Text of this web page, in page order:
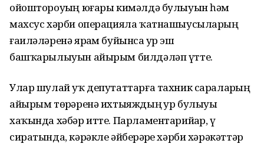
ойоштороуҙың юғары кимәлдә булыуын һәм
махсус хәрби операцияла ҡатнашыусыларҙың
ғаиләләренә ярҙам буйынса ҙур эш
башҡарылыуын айырым билдәләп үтте.
Улар шулай уҡ депутаттарға тахник сараларҙың
айырым төрҙәренә ихтыяждың ҙур булыуы
хаҡында хәбәр итте. Парламентарийҙар, үҙ
сиратында, кәрәкле әйберҙәрҙе хәрби хәрәкәттәр